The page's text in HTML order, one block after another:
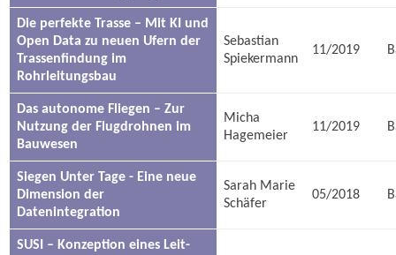
Die perfekte Trasse – Mit KI und
Open Data zu neuen Ufern der
Trassenfindung im
Rohrleitungsbau
Sebastian
Spiekermann
11/2019
Das autonome Fliegen – Zur
Nutzung der Flugdrohnen im
Bauwesen
Micha
Hagemeier
11/2019
Siegen Unter Tage - Eine neue
Dimension der
Datenintegration
Sarah Marie
Schäfer
05/2018
SUSI – Konzeption eines Leit-